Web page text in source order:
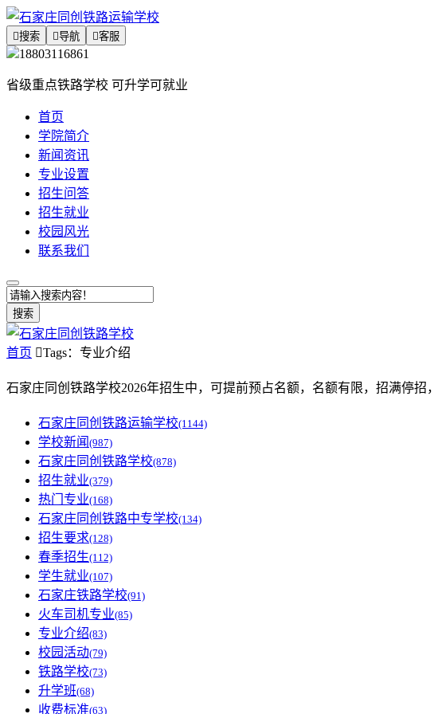
搜索 导航 客服
18803116861
省级重点铁路学校 可升学可就业
首页
学院简介
新闻资讯
专业设置
招生问答
招生就业
校园风光
联系我们
搜索
首页 Tags：专业介绍
石家庄同创铁路学校2026年招生中，可提前预占名额，名额有限，招满停招，
石家庄同创铁路运输学校(1144)
学校新闻 (987)
石家庄同创铁路学校(878)
招生就业(379)
热门专业(168)
石家庄同创铁路中专学校(134)
招生要求(128)
春季招生(112)
学生就业(107)
石家庄铁路学校(91)
火车司机专业(85)
专业介绍(83)
校园活动(79)
铁路学校(73)
升学班(68)
收费标准(63)